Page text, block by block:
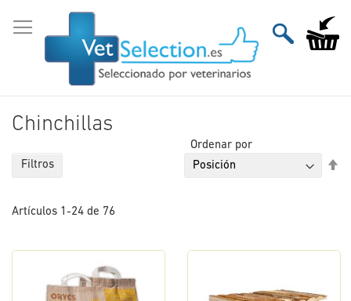
al
contenido
Mi
Chinchillas
Artículos 1 -24 de 76
Ordenar por
Filtros